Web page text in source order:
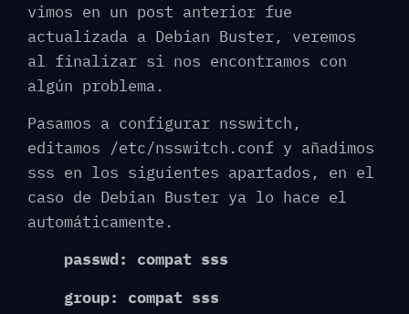
vimos en un post anterior fue
actualizada a Debian Buster, veremos
al finalizar si nos encontramos con
algún problema.
Pasamos a configurar nsswitch,
editamos /etc/nsswitch.conf y añadimos
sss en los siguientes apartados, en el
caso de Debian Buster ya lo hace el
automáticamente.
passwd: compat sss
group: compat sss